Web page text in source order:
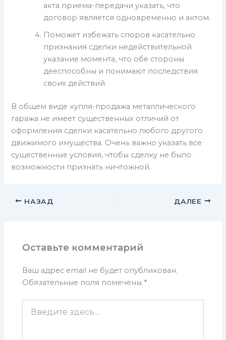
акта приема-передачи указать, что
договор является одновременно и актом.
Поможет избежать споров касательно
признания сделки недействительной
указание момента, что обе стороны
дееспособны и понимают последствия
своих действий.
В общем виде купля-продажа металлического
гаража не имеет существенных отличий от
оформления сделки касательно любого другого
движимого имущества. Очень важно указать все
существенные условия, чтобы сделку не было
возможности признать ничтожной.
НАЗАД ДАЛЕЕ
Оставьте комментарий
Ваш адрес email не будет опубликован.
Обязательные поля помечены *
здесь...